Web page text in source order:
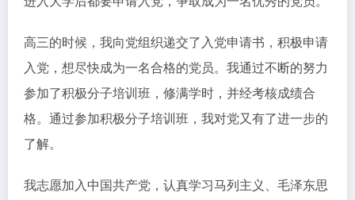
高三的时候，我向党组织递交了入党申请书，积极申请
入党，想尽快成为一名合格的党员。我通过不断的努力
参加了积极分子培训班，修满学时，并经考核成绩合
格。通过参加积极分子培训班，我对党又有了进一步的
了解。
我志愿加入中国共产党，认真学习马列主义、毛泽东思